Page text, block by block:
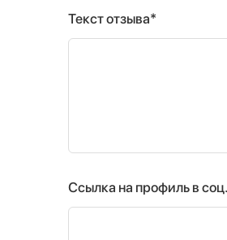
Текст отзыва*
Ссылка на профиль в